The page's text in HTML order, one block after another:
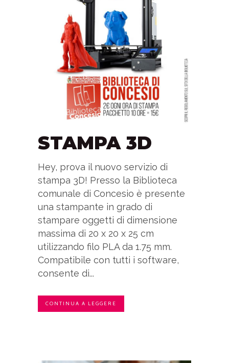
STAMPA 3D
Hey, prova il nuovo servizio di
stampa 3D! Presso la Biblioteca
comunale di Concesio è presente
una stampante in grado di
stampare oggetti di dimensione
massima di 20 x 20 x 25 cm
utilizzando filo PLA da 1.75 mm.
Compatibile con tutti i software,
consente di...
CONTINUA A LEGGERE